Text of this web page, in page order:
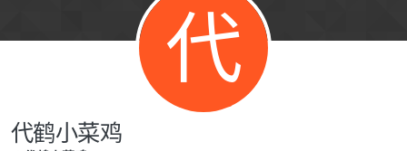
代
代鹤小菜鸡